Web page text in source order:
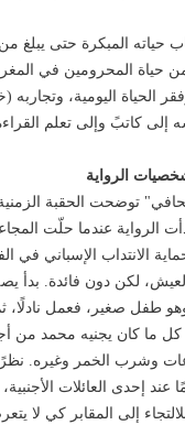
من حياة المحرومين في
الحياة اليومية، وتجاربه
كاتبً وإلى تعلم القراءة
الرواية
توضحت الحقبة
الرواية عندما حلّت
لكن دون فائدة. بدأ
طفل صغير، فعمل نادلًا،
ما كان يجنيه محمد من
وشرب الخمر وغيره.
عند إحدى العائلات
إلى المقابر كي لا